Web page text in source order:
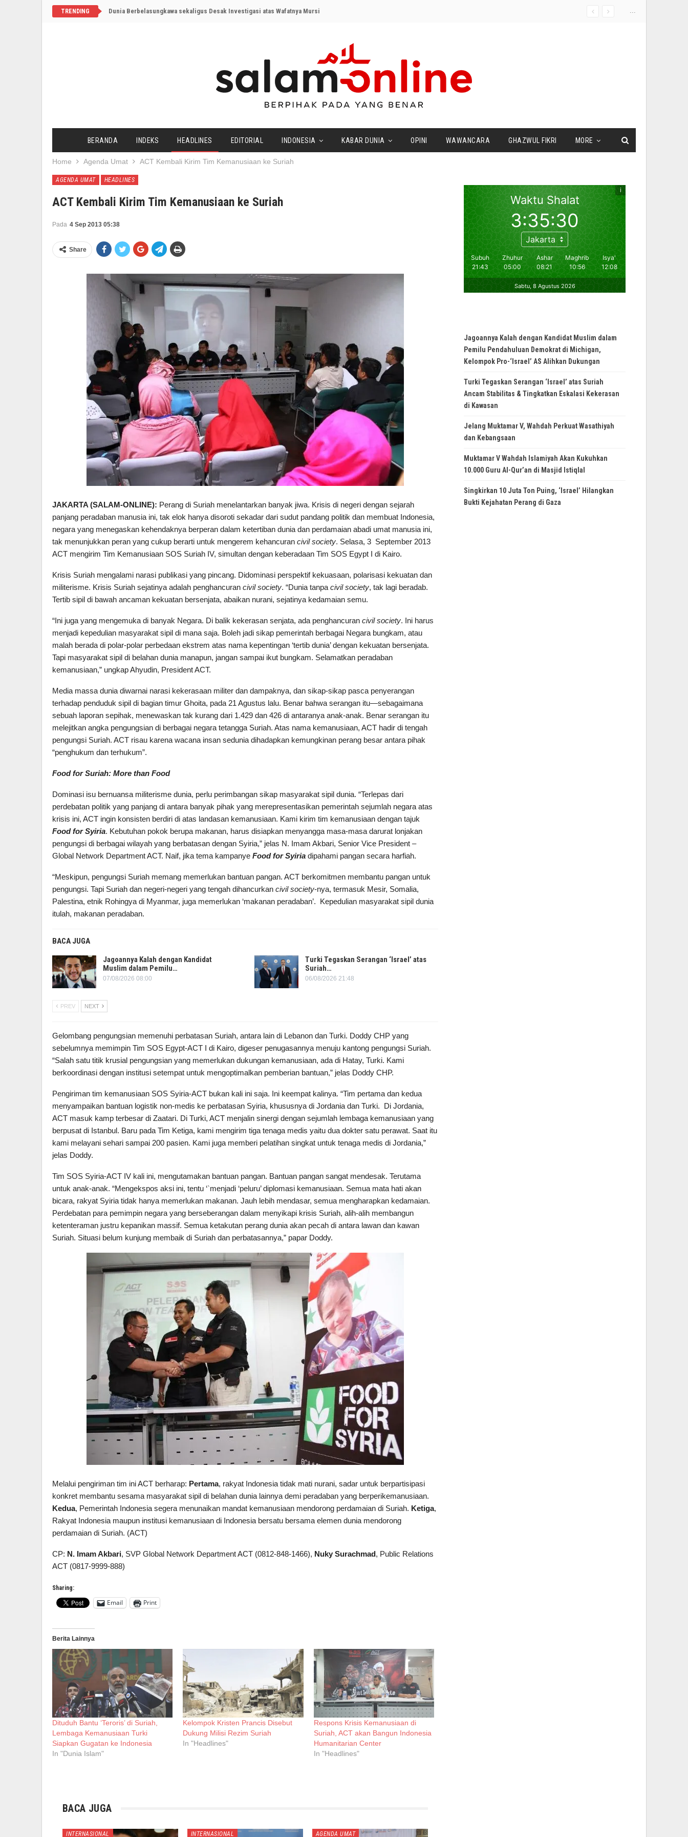
...
TRENDING Dunia Berbelasungkawa sekaligus Desak Investigasi atas Wafatnya Mursi
BERANDA INDEKS HEADLINES EDITORIAL INDONESIA KABAR DUNIA OPINI WAWANCARA GHAZWUL FIKRI MORE
Home Agenda Umat ACT Kembali Kirim Tim Kemanusiaan ke Suriah
AGENDA UMAT HEADLINES
ACT Kembali Kirim Tim Kemanusiaan ke Suriah
Pada 4 Sep 2013 05:38
Share
JAKARTA (SALAM-ONLINE): Perang di Suriah menelantarkan banyak jiwa. Krisis di negeri dengan sejarah
panjang peradaban manusia ini, tak elok hanya disoroti sekadar dari sudut pandang politik dan membuat Indonesia,
negara yang menegaskan kehendaknya berperan dalam ketertiban dunia dan perdamaian abadi umat manusia ini,
tak menunjukkan peran yang cukup berarti untuk mengerem kehancuran civil society. Selasa, 3 September 2013
ACT mengirim Tim Kemanusiaan SOS Suriah IV, simultan dengan keberadaan Tim SOS Egypt I di Kairo.
Krisis Suriah mengalami narasi publikasi yang pincang. Didominasi perspektif kekuasaan, polarisasi kekuatan dan
militerisme. Krisis Suriah sejatinya adalah penghancuran civil society. “Dunia tanpa civil society, tak lagi beradab.
Tertib sipil di bawah ancaman kekuatan bersenjata, abaikan nurani, sejatinya kedamaian semu.
“Ini juga yang mengemuka di banyak Negara. Di balik kekerasan senjata, ada penghancuran civil society. Ini harus
menjadi kepedulian masyarakat sipil di mana saja. Boleh jadi sikap pemerintah berbagai Negara bungkam, atau
malah berada di polar-polar perbedaan ekstrem atas nama kepentingan ‘tertib dunia’ dengan kekuatan bersenjata.
Tapi masyarakat sipil di belahan dunia manapun, jangan sampai ikut bungkam. Selamatkan peradaban
kemanusiaan,” ungkap Ahyudin, President ACT.
Media massa dunia diwarnai narasi kekerasaan militer dan dampaknya, dan sikap-sikap pasca penyerangan
terhadap penduduk sipil di bagian timur Ghoita, pada 21 Agustus lalu. Benar bahwa serangan itu—sebagaimana
sebuah laporan sepihak, menewaskan tak kurang dari 1.429 dan 426 di antaranya anak-anak. Benar serangan itu
melejitkan angka pengungsian di berbagai negara tetangga Suriah. Atas nama kemanusiaan, ACT hadir di tengah
pengungsi Suriah. ACT risau karena wacana insan sedunia dihadapkan kemungkinan perang besar antara pihak
“penghukum dan terhukum”.
Food for Suriah: More than Food
Dominasi isu bernuansa militerisme dunia, perlu perimbangan sikap masyarakat sipil dunia. “Terlepas dari
perdebatan politik yang panjang di antara banyak pihak yang merepresentasikan pemerintah sejumlah negara atas
krisis ini, ACT ingin konsisten berdiri di atas landasan kemanusiaan. Kami kirim tim kemanusiaan dengan tajuk
Food for Syiria. Kebutuhan pokok berupa makanan, harus disiapkan menyangga masa-masa darurat lonjakan
pengungsi di berbagai wilayah yang berbatasan dengan Syiria,” jelas N. Imam Akbari, Senior Vice President –
Global Network Department ACT. Naif, jika tema kampanye Food for Syiria dipahami pangan secara harfiah.
“Meskipun, pengungsi Suriah memang memerlukan bantuan pangan. ACT berkomitmen membantu pangan untuk
pengungsi. Tapi Suriah dan negeri-negeri yang tengah dihancurkan civil society-nya, termasuk Mesir, Somalia,
Palestina, etnik Rohingya di Myanmar, juga memerlukan ‘makanan peradaban’. Kepedulian masyarakat sipil dunia
itulah, makanan peradaban.
BACA JUGA
Jagoannya Kalah dengan Kandidat
Muslim dalam Pemilu…
07/08/2026 08:00
Turki Tegaskan Serangan ‘Israel’ atas
Suriah…
06/08/2026 21:48
PREV NEXT
Gelombang pengungsian memenuhi perbatasan Suriah, antara lain di Lebanon dan Turki. Doddy CHP yang
sebelumnya memimpin Tim SOS Egypt-ACT I di Kairo, digeser penugasannya menuju kantong pengungsi Suriah.
“Salah satu titik krusial pengungsian yang memerlukan dukungan kemanusiaan, ada di Hatay, Turki. Kami
berkoordinasi dengan institusi setempat untuk mengoptimalkan pemberian bantuan,” jelas Doddy CHP.
Pengiriman tim kemanusiaan SOS Syiria-ACT bukan kali ini saja. Ini keempat kalinya. “Tim pertama dan kedua
menyampaikan bantuan logistik non-medis ke perbatasan Syiria, khususnya di Jordania dan Turki. Di Jordania,
ACT masuk kamp terbesar di Zaatari. Di Turki, ACT menjalin sinergi dengan sejumlah lembaga kemanusiaan yang
berpusat di Istanbul. Baru pada Tim Ketiga, kami mengirim tiga tenaga medis yaitu dua dokter satu perawat. Saat itu
kami melayani sehari sampai 200 pasien. Kami juga memberi pelatihan singkat untuk tenaga medis di Jordania,”
jelas Doddy.
Tim SOS Syiria-ACT IV kali ini, mengutamakan bantuan pangan. Bantuan pangan sangat mendesak. Terutama
untuk anak-anak. “Mengekspos aksi ini, tentu ‘`menjadi ‘peluru’ diplomasi kemanusiaan. Semua mata hati akan
bicara, rakyat Syiria tidak hanya memerlukan makanan. Jauh lebih mendasar, semua mengharapkan kedamaian.
Perdebatan para pemimpin negara yang berseberangan dalam menyikapi krisis Suriah, alih-alih membangun
ketenteraman justru kepanikan massif. Semua ketakutan perang dunia akan pecah di antara lawan dan kawan
Suriah. Situasi belum kunjung membaik di Suriah dan perbatasannya,” papar Doddy.
Melalui pengiriman tim ini ACT berharap: Pertama, rakyat Indonesia tidak mati nurani, sadar untuk berpartisipasi
konkret membantu sesama masyarakat sipil di belahan dunia lainnya demi peradaban yang berperikemanusiaan.
Kedua, Pemerintah Indonesia segera menunaikan mandat kemanusiaan mendorong perdamaian di Suriah. Ketiga,
Rakyat Indonesia maupun institusi kemanusiaan di Indonesia bersatu bersama elemen dunia mendorong
perdamaian di Suriah. (ACT)
CP: N. Imam Akbari, SVP Global Network Department ACT (0812-848-1466), Nuky Surachmad, Public Relations
ACT (0817-9999-888)
Sharing:
Email Print
Berita Lainnya
Dituduh Bantu ‘Teroris’ di Suriah,
Lembaga Kemanusiaan Turki
Siapkan Gugatan ke Indonesia
In "Dunia Islam"
Kelompok Kristen Prancis Disebut
Dukung Milisi Rezim Suriah
In "Headlines"
Respons Krisis Kemanusiaan di
Suriah, ACT akan Bangun Indonesia
Humanitarian Center
In "Headlines"
BACA JUGA
INTERNASIONAL INTERNASIONAL AGENDA UMAT
Jagoannya Kalah dengan Kandidat Muslim dalam
Pemilu Pendahuluan Demokrat di Michigan,
Kelompok Pro-‘Israel’ AS Alihkan Dukungan
Turki Tegaskan Serangan ‘Israel’ atas Suriah
Ancam Stabilitas & Tingkatkan Eskalasi Kekerasan
di Kawasan
Jelang Muktamar V, Wahdah Perkuat Wasathiyah
dan Kebangsaan
Muktamar V Wahdah Islamiyah Akan Kukuhkan
10.000 Guru Al-Qur’an di Masjid Istiqlal
Singkirkan 10 Juta Ton Puing, ‘Israel’ Hilangkan
Bukti Kejahatan Perang di Gaza